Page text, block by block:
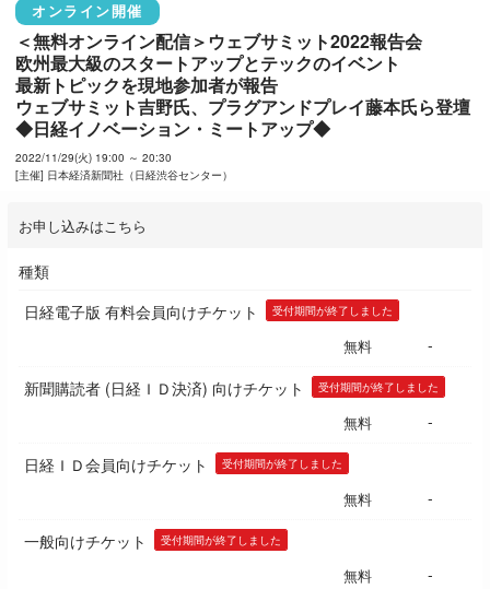
オンライン開催
＜無料オンライン配信＞ウェブサミット2022報告会
欧州最大級のスタートアップとテックのイベント
最新トピックを現地参加者が報告
ウェブサミット吉野氏、プラグアンドプレイ藤本氏ら登壇
◆日経イノベーション・ミートアップ◆
2022/11/29(火) 19:00 ～ 20:30
[主催] 日本経済新聞社（日経渋谷センター）
お申し込みはこちら
種類
日経電子版 有料会員向けチケット
受付期間が終了しました
無料 -
新聞購読者 (日経ＩＤ決済) 向けチケット 受付期間が終了しました
無料 -
日経ＩＤ会員向けチケット 受付期間が終了しました
無料 -
一般向けチケット 受付期間が終了しました
無料 -